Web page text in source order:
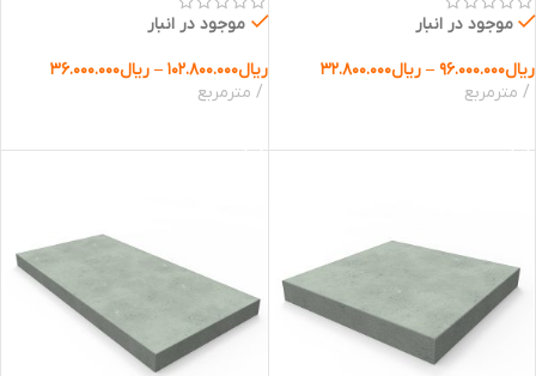
موجود در انبار
ریال۹۶.۰۰۰.۰۰۰ – ریال۳۲.۸۰۰.۰۰۰
مترمربع
موجود در انبار
ریال۱۰۲.۸۰۰.۰۰۰ – ریال۳۶.۰۰۰.۰۰۰
مترمربع